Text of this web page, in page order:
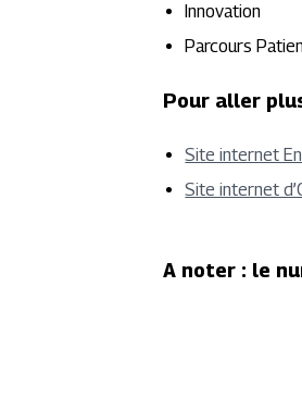
Innovation
Parcours
Pour aller
Site internet
Site internet
A noter : le